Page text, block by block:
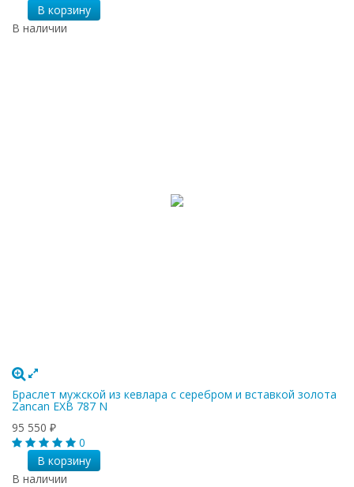
В корзину
В наличии
Браслет мужской из кевлара с серебром и вставкой золота
Zancan EXB 787 N
95 550 ₽
0
В корзину
В наличии